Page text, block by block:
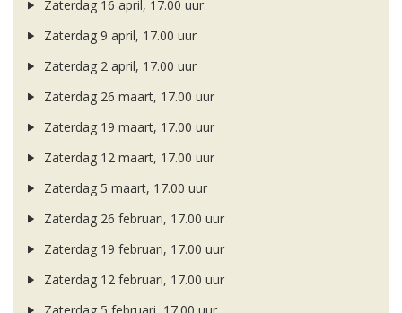
Zaterdag 16 april, 17.00 uur
Zaterdag 9 april, 17.00 uur
Zaterdag 2 april, 17.00 uur
Zaterdag 26 maart, 17.00 uur
Zaterdag 19 maart, 17.00 uur
Zaterdag 12 maart, 17.00 uur
Zaterdag 5 maart, 17.00 uur
Zaterdag 26 februari, 17.00 uur
Zaterdag 19 februari, 17.00 uur
Zaterdag 12 februari, 17.00 uur